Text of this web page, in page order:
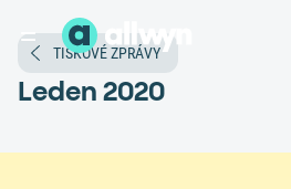
TISKOVÉ ZPRÁVY
Leden 2020